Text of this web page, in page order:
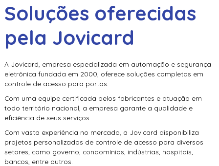
Soluções oferecidas
pela Jovicard
A Jovicard, empresa especializada em automação e segurança
eletrônica fundada em 2000, oferece soluções completas em
controle de acesso para portas
Com uma equipe certificada pelos fabricantes e atuação em
todo território nacional, a empresa garante a qualidade e
eficiência de seus serviços.
Com vasta experiência no mercado, a Jovicard disponibiliza
projetos personalizados de controle de acesso para diversos
setores, como governo, condomínios, indústrias, hospitais,
bancos, entre outros.